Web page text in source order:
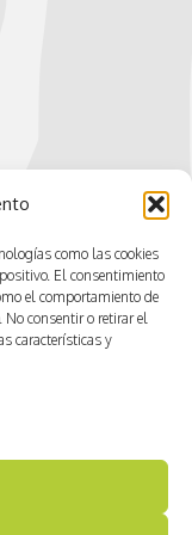
como las cookies
El consentimiento
el comportamiento de
No consentir o retirar el
características y